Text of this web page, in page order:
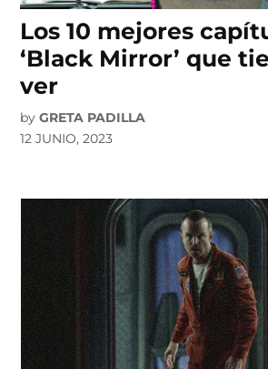
Los 10 mejores
‘Black Mirror’ que
ver
by GRETA PADILLA
12 JUNIO, 2023